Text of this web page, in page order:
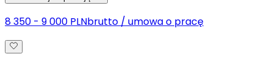
8 350 - 9 000 PLNbrutto / umowa o pracę